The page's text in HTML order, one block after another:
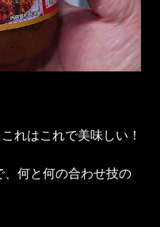
れはこれで美味しい！
何と何の合わせ技の